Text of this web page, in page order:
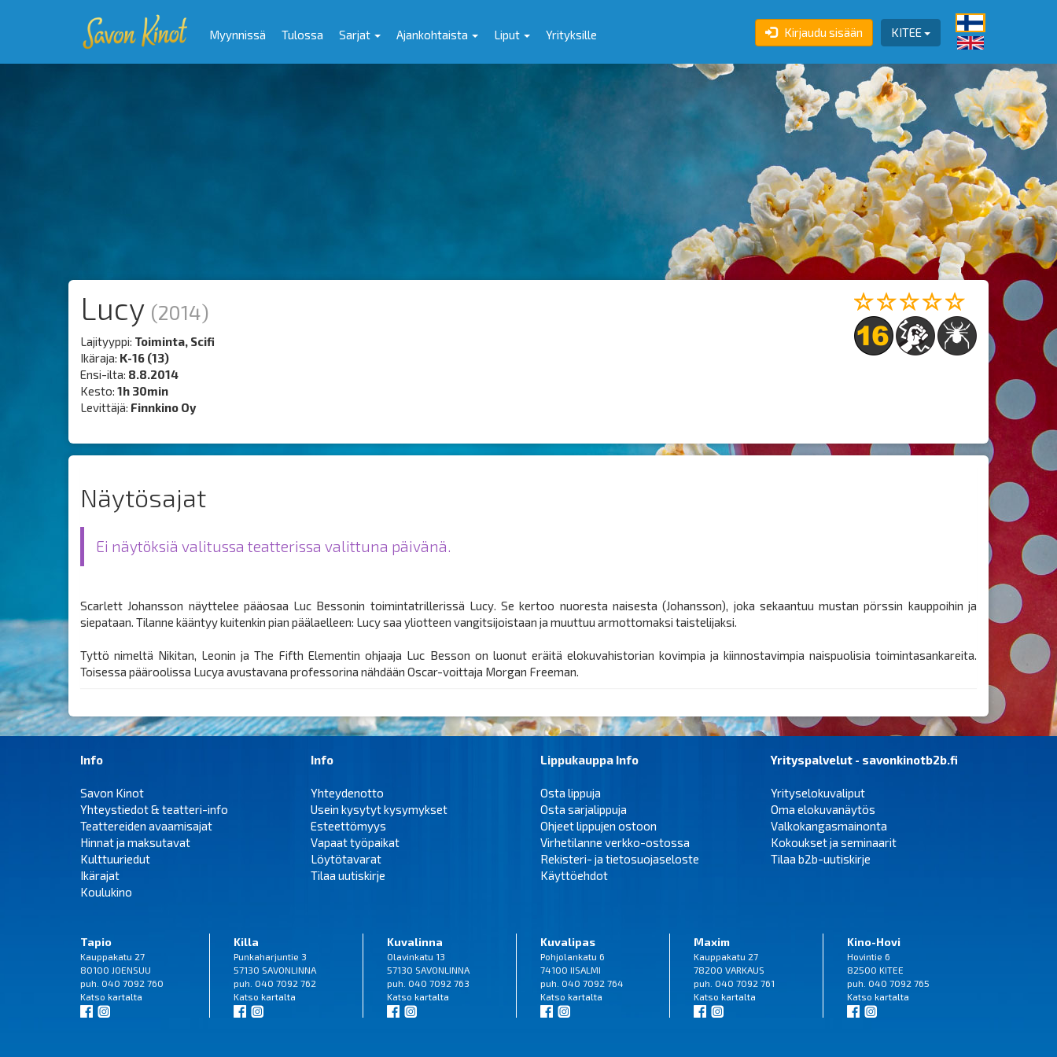
KITEE
Kirjaudu sisään
Myynnissä Tulossa Sarjat Ajankohtaista Liput Yrityksille
Lucy (2014)
Lajityyppi: Toiminta, Scifi
Ikäraja: K-16 (13)
Ensi-ilta: 8.8.2014
Kesto: 1h 30min
Levittäjä: Finnkino Oy
Näytösajat
Ei näytöksiä valitussa teatterissa valittuna päivänä.
Scarlett Johansson näyttelee pääosaa Luc Bessonin toimintatrillerissä Lucy. Se kertoo nuoresta naisesta (Johansson), joka sekaantuu mustan pörssin kauppoihin ja
siepataan. Tilanne kääntyy kuitenkin pian päälaelleen: Lucy saa yliotteen vangitsijoistaan ja muuttuu armottomaksi taistelijaksi.
Tyttö nimeltä Nikitan, Leonin ja The Fifth Elementin ohjaaja Luc Besson on luonut eräitä elokuvahistorian kovimpia ja kiinnostavimpia naispuolisia toimintasankareita.
Toisessa pääroolissa Lucya avustavana professorina nähdään Oscar-voittaja Morgan Freeman.
Info
Savon Kinot
Yhteystiedot & teatteri-info
Teattereiden avaamisajat
Hinnat ja maksutavat
Kulttuuriedut
Ikärajat
Koulukino
Info
Yhteydenotto
Usein kysytyt kysymykset
Esteettömyys
Vapaat työpaikat
Löytötavarat
Tilaa uutiskirje
Lippukauppa Info
Osta lippuja
Osta sarjalippuja
Ohjeet lippujen ostoon
Virhetilanne verkko-ostossa
Rekisteri- ja tietosuojaseloste
Käyttöehdot
Yrityspalvelut - savonkinotb2b.fi
Yrityselokuvaliput
Oma elokuvanäytös
Valkokangasmainonta
Kokoukset ja seminaarit
Tilaa b2b-uutiskirje
Tapio
Kauppakatu 27
80100 JOENSUU
puh. 040 7092 760
Katso kartalta
Killa
Punkaharjuntie 3
57130 SAVONLINNA
puh. 040 7092 762
Katso kartalta
Kuvalinna
Olavinkatu 13
57130 SAVONLINNA
puh. 040 7092 763
Katso kartalta
Kuvalipas
Pohjolankatu 6
74100 IISALMI
puh. 040 7092 764
Katso kartalta
Maxim
Kauppakatu 27
78200 VARKAUS
puh. 040 7092 761
Katso kartalta
Kino-Hovi
Hovintie 6
82500 KITEE
puh. 040 7092 765
Katso kartalta